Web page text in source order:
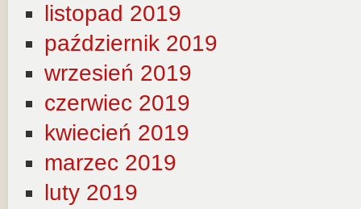
listopad 2019
październik 2019
wrzesień 2019
czerwiec 2019
kwiecień 2019
marzec 2019
luty 2019